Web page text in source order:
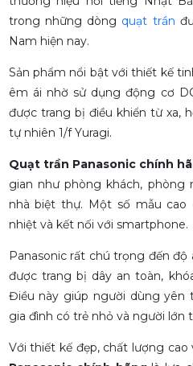
lưu lượng gió 285
m/phút Chế độ hẹn giờ
Mở/Tắt trong vòng 24
nhịp sinh học lúc ngủ
(Sleep mode) có thể tùy
chỉnh linh hoạt Điều
khiển từ xa với màn hình
trong những dòng quạt trần
Nam hiện nay.
Sản phẩm nổi bật với thiết kế
êm ái nhờ sử dụng động cơ
được trang bị điều khiển từ xa,
tự nhiên 1/f Yuragi.
Quạt trần Panasonic chính
gian như phòng khách, phòng
nhà biệt thự. Một số mẫu
nhiệt và kết nối với smartphone.
Panasonic rất chú trọng đến
được trang bị dây an toàn,
Điều này giúp người dùng yên
gia đình có trẻ nhỏ và người lớn
Với thiết kế đẹp, chất lượng cao